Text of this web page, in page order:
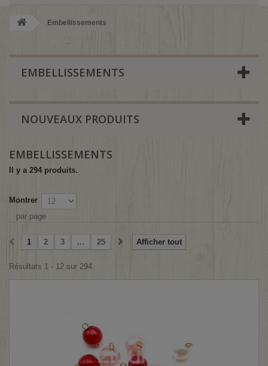
Embellissements
EMBELLISSEMENTS
NOUVEAUX PRODUITS
EMBELLISSEMENTS
Il y a 294 produits.
Montrer
par page
Afficher tout
1 2 3 ... 25
Résultats 1 - 12 sur 294.